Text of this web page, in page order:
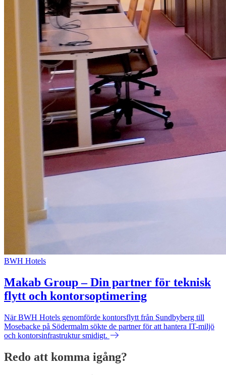
BWH Hotels
Makab Group – Din partner för teknisk
flytt och kontorsoptimering
När BWH Hotels genomförde kontorsflytt från Sundbyberg till
Mosebacke på Södermalm sökte de partner för att hantera IT-miljö
och kontorsinfrastruktur smidigt.
Redo att komma igång?